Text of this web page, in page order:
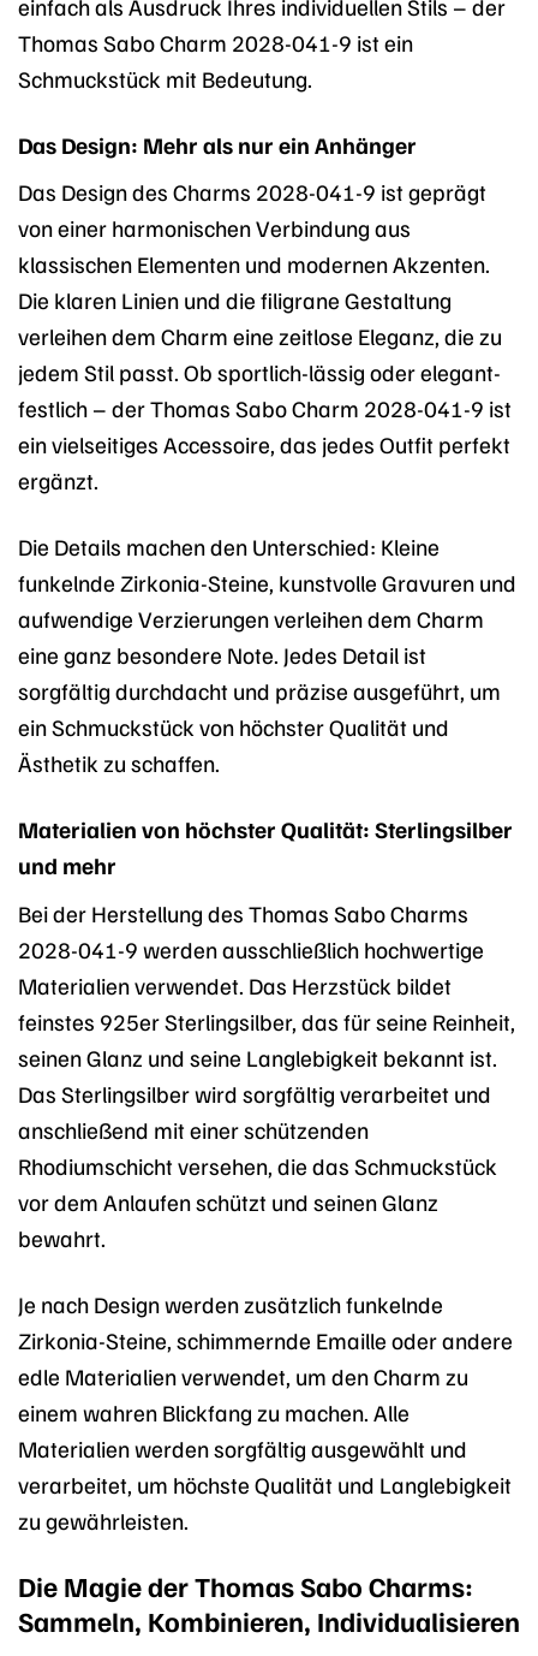
einfach als Ausdruck Ihres individuellen Stils – der
Thomas Sabo Charm 2028-041-9 ist ein
Schmuckstück mit Bedeutung.
Das Design: Mehr als nur ein Anhänger
Das Design des Charms 2028-041-9 ist geprägt
von einer harmonischen Verbindung aus
klassischen Elementen und modernen Akzenten.
Die klaren Linien und die filigrane Gestaltung
verleihen dem Charm eine zeitlose Eleganz, die zu
jedem Stil passt. Ob sportlich-lässig oder elegant-
festlich – der Thomas Sabo Charm 2028-041-9 ist
ein vielseitiges Accessoire, das jedes Outfit perfekt
ergänzt.
Die Details machen den Unterschied: Kleine
funkelnde Zirkonia-Steine, kunstvolle Gravuren und
aufwendige Verzierungen verleihen dem Charm
eine ganz besondere Note. Jedes Detail ist
sorgfältig durchdacht und präzise ausgeführt, um
ein Schmuckstück von höchster Qualität und
Ästhetik zu schaffen.
Materialien von höchster Qualität: Sterlingsilber
und mehr
Bei der Herstellung des Thomas Sabo Charms
2028-041-9 werden ausschließlich hochwertige
Materialien verwendet. Das Herzstück bildet
feinstes 925er Sterlingsilber, das für seine Reinheit,
seinen Glanz und seine Langlebigkeit bekannt ist.
Das Sterlingsilber wird sorgfältig verarbeitet und
anschließend mit einer schützenden
Rhodiumschicht versehen, die das Schmuckstück
vor dem Anlaufen schützt und seinen Glanz
bewahrt.
Je nach Design werden zusätzlich funkelnde
Zirkonia-Steine, schimmernde Emaille oder andere
edle Materialien verwendet, um den Charm zu
einem wahren Blickfang zu machen. Alle
Materialien werden sorgfältig ausgewählt und
verarbeitet, um höchste Qualität und Langlebigkeit
zu gewährleisten.
Die Magie der Thomas Sabo Charms:
Sammeln, Kombinieren, Individualisieren